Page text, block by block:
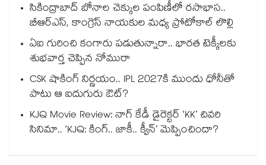
సికింద్రాబాద్ బోనాల చెక్కుల పంపిణీలో రసాభాస..
బీఆర్ఎస్, కాంగ్రెస్ నాయకుల మధ్య ప్రోటోకాల్ లొల్లి
ఏఐ గురించి కంగారు పడుతున్నారా.. భారత టెక్కీలకు
శుభవార్త చెప్పిన నోమురా
CSK షాకింగ్ నిర్ణయం.. IPL 2027కి ముందు ధోనీతో
పాటు ఆ ఐదుగురు ఔట్?
KJQ Movie Review: నాగ్ కేడీ డైరెక్టర్ ‘KK’ చివరి
సినిమా.. ‘KJQ: కింగ్.. జాకీ.. క్వీన్’ మెప్పించిందా?